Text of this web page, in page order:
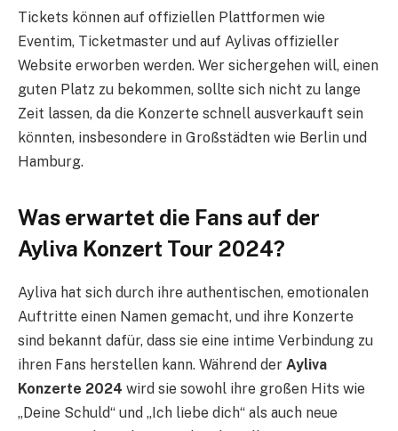
Tickets können auf offiziellen Plattformen wie
Eventim, Ticketmaster und auf Aylivas offizieller
Website erworben werden. Wer sichergehen will, einen
guten Platz zu bekommen, sollte sich nicht zu lange
Zeit lassen, da die Konzerte schnell ausverkauft sein
könnten, insbesondere in Großstädten wie Berlin und
Hamburg.
Was erwartet die Fans auf der
Ayliva Konzert Tour 2024?
Ayliva hat sich durch ihre authentischen, emotionalen
Auftritte einen Namen gemacht, und ihre Konzerte
sind bekannt dafür, dass sie eine intime Verbindung zu
ihren Fans herstellen kann. Während der Ayliva
Konzerte 2024 wird sie sowohl ihre großen Hits wie
„Deine Schuld“ und „Ich liebe dich“ als auch neue